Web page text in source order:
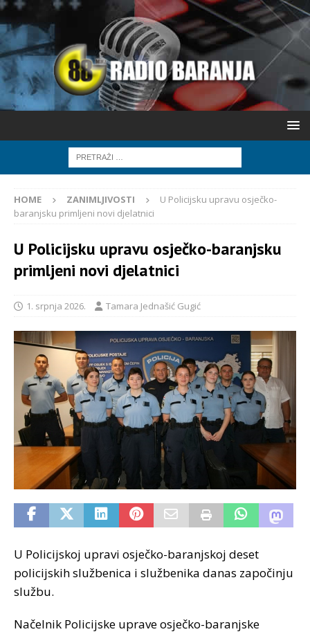
HOME ZANIMLJIVOSTI
U Policijsku upravu osječko-
baranjsku primljeni novi djelatnici
U Policijsku upravu osječko-baranjsku
primljeni novi djelatnici
1. srpnja 2026. Tamara Jednašić Gugić
U Policijskoj upravi osječko-baranjskoj deset
policijskih službenica i službenika danas započinju
službu.
Načelnik Policijske uprave osječko-baranjske